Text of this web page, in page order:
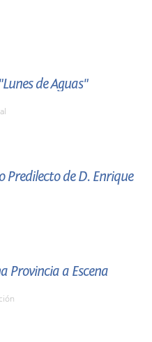
de Aguas"
de D. Enrique
Provincia a Escena